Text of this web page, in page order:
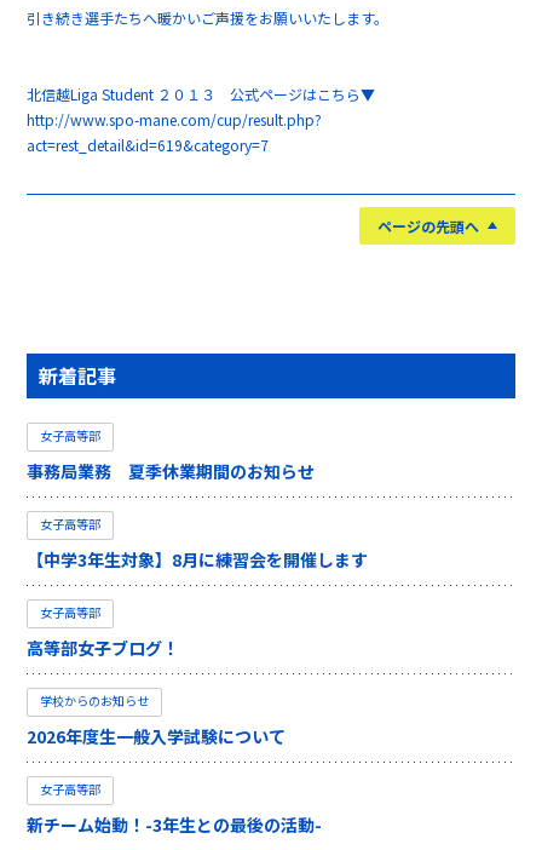
引き続き選手たちへ暖かいご声援をお願いいたします。
北信越Liga Student ２０１３ 公式ページはこちら▼
http://www.spo-mane.com/cup/result.php?
act=rest_detail&id=619&category=7
ページの先頭へ
新着記事
女子高等部
事務局業務 夏季休業期間のお知らせ
女子高等部
【中学3年生対象】8月に練習会を開催します
女子高等部
高等部女子ブログ！
学校からのお知らせ
2026年度生一般入学試験について
女子高等部
新チーム始動！-3年生との最後の活動-